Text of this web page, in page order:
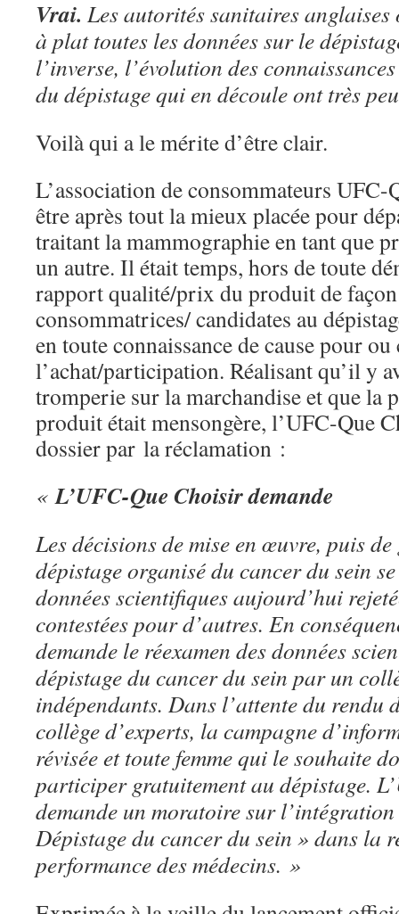
Vrai. Les autorités sanitaires anglaises
à plat toutes les données sur le
l’inverse, l’évolution des
du dépistage qui en découle ont très
Voilà qui a le mérite d’être clair.
L’association de consommateurs
être après tout la mieux placée pour
traitant la mammographie en tant que
un autre. Il était temps, hors de toute
rapport qualité/prix du produit de façon
consommatrices/ candidates au
en toute connaissance de cause pour
l’achat/participation. Réalisant qu’il y
tromperie sur la marchandise et que la
produit était mensongère, l’UFC-Que
dossier par la réclamation :
«L’UFC-Que Choisir demande
Les décisions de mise en œuvre, puis
dépistage organisé du cancer du sein
données scientifiques aujourd’hui
contestées pour d’autres. En
demande le réexamen des données
dépistage du cancer du sein par un
indépendants. Dans l’attente du rendu
collège d’experts, la campagne
révisée et toute femme qui le souhaite
participer gratuitement au dépistage.
demande un moratoire sur
Dépistage du cancer du sein » dans la
performance des médecins. »